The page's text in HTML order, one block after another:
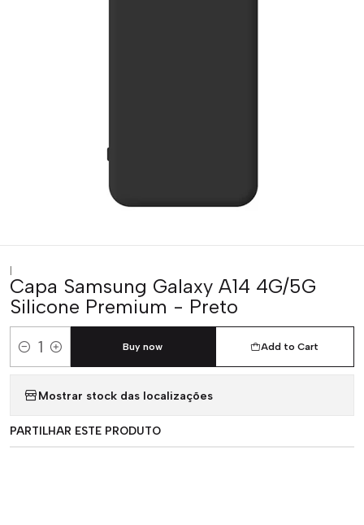
|
Capa Samsung Galaxy A14 4G/5G
Silicone Premium - Preto
Quantity
Add to Cart
Buy now
Mostrar stock das localizações
PARTILHAR ESTE PRODUTO